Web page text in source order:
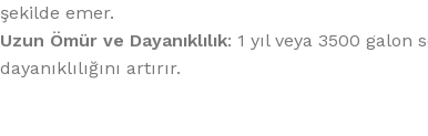
şekilde emer.
Uzun Ömür ve Dayanıklılık: 1 yıl veya 3500
dayanıklılığını artırır.